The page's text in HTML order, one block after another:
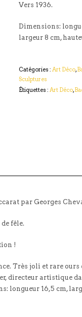
Vers 1936.
Dimensions:
largeur 8 cm,
Catégories : Art Déco,
Sculptures
Étiquettes : Art Déco,
par Georges
fêle.
!
Très joli et rare ours
directeur artistique
longueur 16,5 cm,